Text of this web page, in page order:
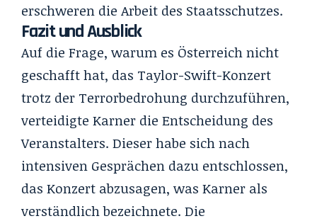
erschweren die Arbeit des Staatsschutzes.
Fazit und Ausblick
Auf die Frage, warum es Österreich nicht
geschafft hat, das Taylor-Swift-Konzert
trotz der Terrorbedrohung durchzuführen,
verteidigte Karner die Entscheidung des
Veranstalters. Dieser habe sich nach
intensiven Gesprächen dazu entschlossen,
das Konzert abzusagen, was Karner als
verständlich bezeichnete. Die